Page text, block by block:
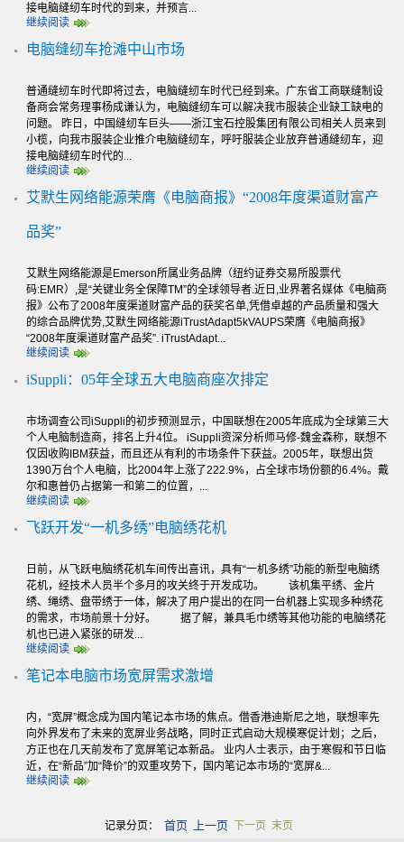
接电脑缝纫车时代的到来，并预言...
继续阅读
电脑缝纫车抢滩中山市场
普通缝纫车时代即将过去，电脑缝纫车时代已经到来。广东省工商联缝制设
备商会常务理事杨成谦认为，电脑缝纫车可以解决我市服装企业缺工缺电的
问题。 昨日，中国缝纫车巨头——浙江宝石控股集团有限公司相关人员来到
小榄，向我市服装企业推介电脑缝纫车，呼吁服装企业放弃普通缝纫车，迎
接电脑缝纫车时代的...
继续阅读
艾默生网络能源荣膺《电脑商报》“2008年度渠道财富产
品奖”
艾默生网络能源是Emerson所属业务品牌（纽约证券交易所股票代
码:EMR）,是“关键业务全保障TM”的全球领导者.近日,业界著名媒体《电脑商
报》公布了2008年度渠道财富产品的获奖名单,凭借卓越的产品质量和强大
的综合品牌优势,艾默生网络能源iTrustAdapt5kVAUPS荣膺《电脑商报》
“2008年度渠道财富产品奖”. iTrustAdapt...
继续阅读
iSuppli：05年全球五大电脑商座次排定
市场调查公司iSuppli的初步预测显示，中国联想在2005年底成为全球第三大
个人电脑制造商，排名上升4位。 iSuppli资深分析师马修-魏金森称，联想不
仅因收购IBM获益，而且还从有利的市场条件下获益。2005年，联想出货
1390万台个人电脑，比2004年上涨了222.9%，占全球市场份额的6.4%。戴
尔和惠普仍占据第一和第二的位置，...
继续阅读
飞跃开发“一机多绣”电脑绣花机
日前，从飞跃电脑绣花机车间传出喜讯，具有“一机多绣”功能的新型电脑绣
花机，经技术人员半个多月的攻关终于开发成功。 该机集平绣、金片
绣、绳绣、盘带绣于一体，解决了用户提出的在同一台机器上实现多种绣花
的需求，市场前景十分好。 据了解，兼具毛巾绣等其他功能的电脑绣花
机也已进入紧张的研发...
继续阅读
笔记本电脑市场宽屏需求激增
内，“宽屏”概念成为国内笔记本市场的焦点。借香港迪斯尼之地，联想率先
向外界发布了未来的宽屏业务战略，同时正式启动大规模寒促计划；之后，
方正也在几天前发布了宽屏笔记本新品。 业内人士表示，由于寒假和节日临
近，在“新品”加“降价”的双重攻势下，国内笔记本市场的“宽屏&...
继续阅读
记录分页：首页 上一页 下一页末页